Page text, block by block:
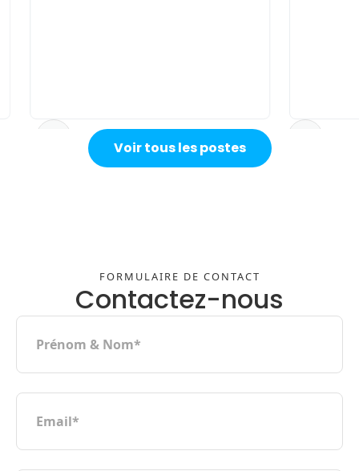
Slide 4 of 5.
Voir tous les postes
FORMULAIRE DE CONTACT
Contactez-nous